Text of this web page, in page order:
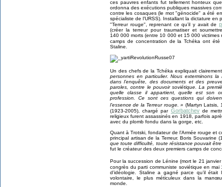
ces pauvres enfants fut tellement honteux
ordonna des exécutions publiques massives
contre les cosaques (le mot "génocide" a été
spécialiste de l’URSS). Installant la dictature
"Terreur rouge", reprenant ce qu’il y avait de
(créer la terreur pour traumatiser et
140 000 morts (entre 10 000 et 15 000
camps de concentration de la Tchéka ont
Staline.
Un des chefs de la Tchéka expliquait
personnes en particulier. Nous exterminons
dans l’enquête, des documents et des
paroles, contre le pouvoir soviétique. La
quelle classe il appartient, quelle est son
profession. Ce sont ces questions qui
l’essence de la Terreur rouge. » (Martyn Latsis,
(1923-2005), chargé par Gorbatchevde
religieux furent assassinés en 1918, parfois
avec du plomb fondu dans la gorge, etc.
Quant à Trotski, fondateur de l’Armée rouge et
principal artisan de la Terreur. Boris Souvarine
que toute difficulté, toute résistance pouvait
fut le créateur des deux premiers camps de
Pour la succession de Lénine (mort le 21
congrès du parti communiste soviétique en
d’idéologie. Staline a gagné parce qu’il
volontaire, le plus méticuleux dans la
monde.